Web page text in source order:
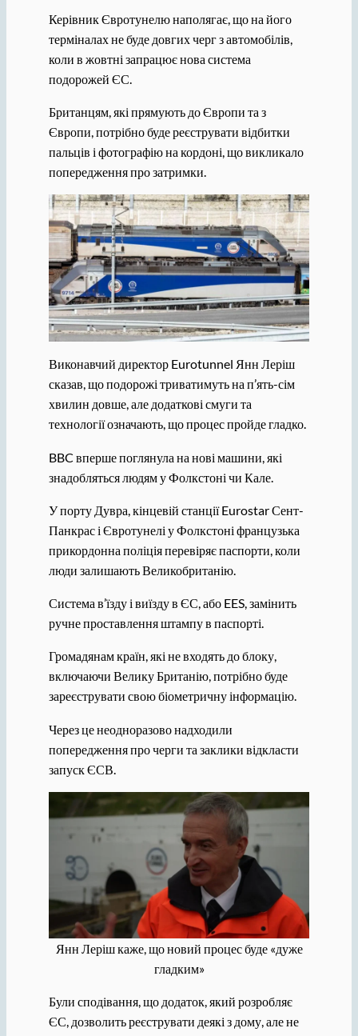
Керівник Євротунелю наполягає, що на його
терміналах не буде довгих черг з автомобілів,
коли в жовтні запрацює нова система
подорожей ЄС.
Британцям, які прямують до Європи та з
Європи, потрібно буде реєструвати відбитки
пальців і фотографію на кордоні, що викликало
попередження про затримки.
Виконавчий директор Eurotunnel Янн Леріш
сказав, що подорожі триватимуть на п’ять-сім
хвилин довше, але додаткові смуги та
технології означають, що процес пройде гладко.
BBC вперше поглянула на нові машини, які
знадобляться людям у Фолкстоні чи Кале.
У порту Дувра, кінцевій станції Eurostar Сент-
Панкрас і Євротунелі у Фолкстоні французька
прикордонна поліція перевіряє паспорти, коли
люди залишають Великобританію.
Система в’їзду і виїзду в ЄС, або EES, замінить
ручне проставлення штампу в паспорті.
Громадянам країн, які не входять до блоку,
включаючи Велику Британію, потрібно буде
зареєструвати свою біометричну інформацію.
Через це неодноразово надходили
попередження про черги та заклики відкласти
запуск ЄСВ.
Янн Леріш каже, що новий процес буде «дуже
гладким»
Були сподівання, що додаток, який розробляє
ЄС, дозволить реєструвати деякі з дому, але не